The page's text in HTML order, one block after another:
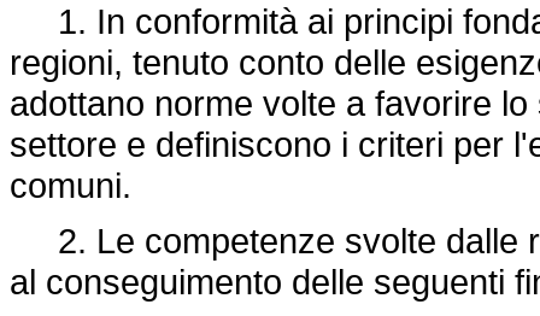
1. In conformità ai principi
regioni, tenuto conto delle
adottano norme volte a favorire
settore e definiscono i criteri per
comuni.
2. Le competenze svolte dalle
al conseguimento delle seguenti